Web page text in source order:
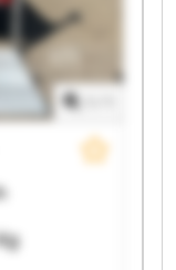
Teusch
& Co. Kg